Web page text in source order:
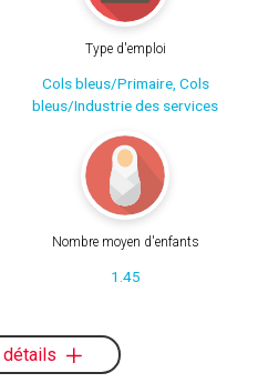
Type d'emploi
Cols bleus/Primaire, Cols
bleus/Industrie des services
Nombre moyen d'enfants
1.45